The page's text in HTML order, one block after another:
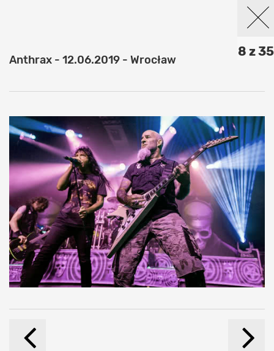
8 z 35
Anthrax - 12.06.2019 - Wrocław